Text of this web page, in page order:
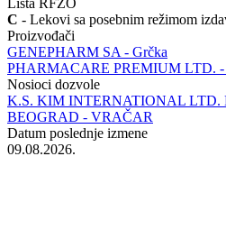
Lista RFZO
C - Lekovi sa posebnim režimom
Proizvođači
GENEPHARM SA - Grčka
PHARMACARE PREMIUM LTD. -
Nosioci dozvole
K.S. KIM INTERNATIONAL LTD.
BEOGRAD - VRAČAR
Datum poslednje izmene
09.08.2026.